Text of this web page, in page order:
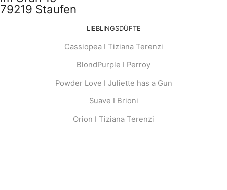
79219 Staufen
LIEBLINGSDÜFTE
Cassiopea I Tiziana Terenzi
BlondPurple I Perroy
Powder Love I Juliette has a Gun
Suave I Brioni
Orion I Tiziana Terenzi